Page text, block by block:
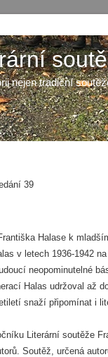
nejen tradiční
39
Halase k
v letech 1936-1942
neopominutelné
Halas udržoval až
snaží připomínat i
Literární soutěže
Soutěž, určená